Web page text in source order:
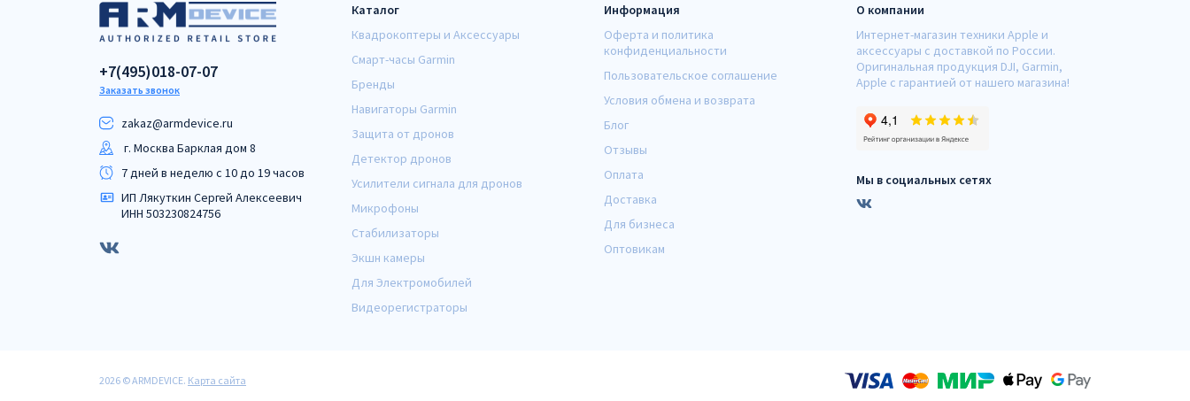
+7(495)018-07-07
Заказать звонок
zakaz@armdeviсe.ru
г. Москва Барклая дом 8
7 дней в неделю с 10 до 19 часов
ИП Лякуткин Сергей Алексеевич
ИНН 503230824756
Каталог
Квадрокоптеры и Аксессуары
Смарт-часы Garmin
Бренды
Навигаторы Garmin
Защита от дронов
Детектор дронов
Усилители сигнала для дронов
Микрофоны
Стабилизаторы
Экшн камеры
Для Электромобилей
Видеорегистраторы
Информация
Оферта и политика
конфиденциальности
Пользовательское соглашение
Условия обмена и возврата
Блог
Отзывы
Оплата
Доставка
Для бизнеса
Оптовикам
О компании
Интернет-магазин техники Apple и
аксессуары с доставкой по России.
Оригинальная продукция DJI, Garmin,
Apple с гарантией от нашего магазина!
Мы в социальных сетях
2026 © ARMDEVICE. Карта сайта